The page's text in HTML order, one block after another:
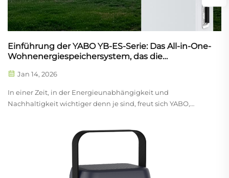
Einführung der YABO YB-ES-Serie: Das All-in-One-
Wohnenergiespeichersystem, das die
Jan 14, 2026
In einer Zeit, in der Energieunabhängigkeit und
Nachhaltigkeit wichtiger denn je sind, freut sich YABO,
Nachfrage nach zuverlässiger, effizienter und